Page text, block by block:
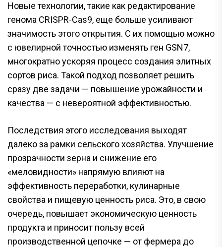
Новые технологии, такие как редактирование
генома CRISPR-Cas9, еще больше усиливают
значимость этого открытия. С их помощью можно
с ювелирной точностью изменять ген GSN7,
многократно ускоряя процесс создания элитных
сортов риса. Такой подход позволяет решить
сразу две задачи — повышение урожайности и
качества — с невероятной эффективностью.
Последствия этого исследования выходят
далеко за рамки сельского хозяйства. Улучшение
прозрачности зерна и снижение его
«меловидности» напрямую влияют на
эффективность переработки, кулинарные
свойства и пищевую ценность риса. Это, в свою
очередь, повышает экономическую ценность
продукта и приносит пользу всей
производственной цепочке — от фермера до